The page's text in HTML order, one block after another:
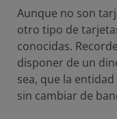
Aunque no son
otro tipo de
conocidas.
disponer de un
sea, que la
sin cambiar de